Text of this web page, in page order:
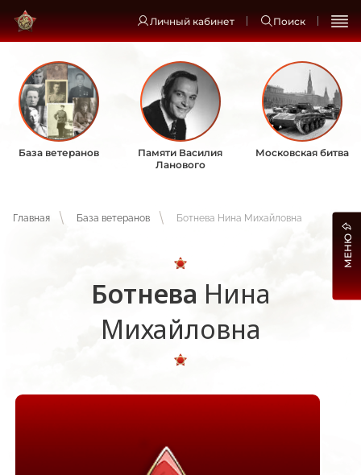
Личный кабинет Поиск
База ветеранов
Памяти Василия
Ланового
Московская битва
Главная База ветеранов Ботнева Нина Михайловна
Ботнева Нина
Михайловна
МЕНЮ